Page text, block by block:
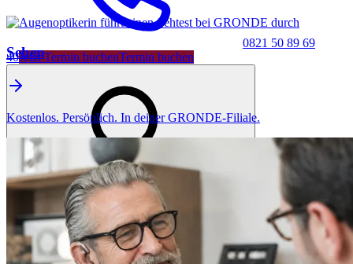
0821 50 89 69
40Jetzt Termin buchenTermin buchen
Sehen
Kostenlos. Persönlich. In deiner GRONDE-Filiale.